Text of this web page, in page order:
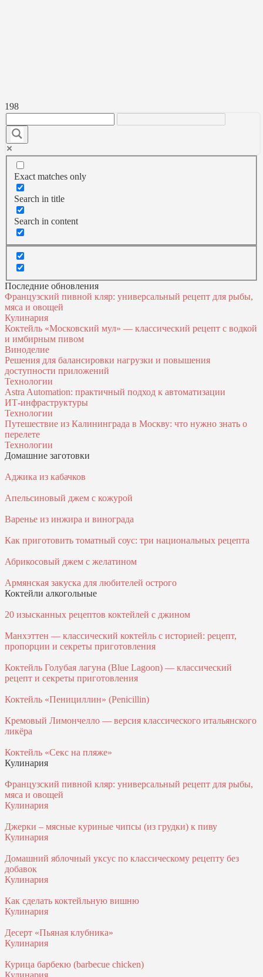
198
Exact matches only
Search in title
Search in content
Последние обновления
Французский пивной кляр: универсальный рецепт для рыбы,
мяса и овощей
Кулинария
Коктейль «Московский мул» — классический рецепт с водкой
и имбирным пивом
Виноделие
Решения для балансировки нагрузки и повышения
доступности приложений
Технологии
Astra Automation: практичный подход к автоматизации
ИТ‑инфраструктуры
Технологии
Путешествие из Калининграда в Москву: что нужно знать о
перелете
Технологии
Домашние заготовки
Аджика из кабачков
Апельсиновый джем с кожурой
Варенье из инжира и винограда
Как приготовить томатный соус: три национальных рецепта
Абрикосовый джем с желатином
Армянская закуска для любителей острого
Коктейли алкогольные
20 изысканных рецептов коктейлей с джином
Манхэттен — классический коктейль с историей: рецепт,
пропорции и секреты приготовления
Коктейль Голубая лагуна (Blue Lagoon) — классический
рецепт и секреты приготовления
Коктейль «Пенициллин» (Penicillin)
Кремовый Лимончелло — версия классического итальянского
ликёра
Коктейль «Секс на пляже»
Кулинария
Французский пивной кляр: универсальный рецепт для рыбы,
мяса и овощей
Кулинария
Джерки – мясные куриные чипсы (из грудки) к пиву
Кулинария
Домашний яблочный уксус по классическому рецепту без
добавок
Кулинария
Как сделать коктейльную вишню
Кулинария
Десерт «Пьяная клубника»
Кулинария
Курица барбекю (barbecue chicken)
Кулинария